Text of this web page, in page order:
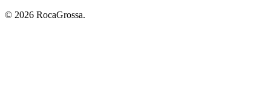
© 2026 RocaGrossa.